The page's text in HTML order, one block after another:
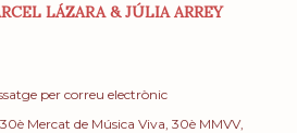
LÁZARA & JÚLIA ARREY
per correu electrònic
30è Mercat de Música Viva 30è MMVV